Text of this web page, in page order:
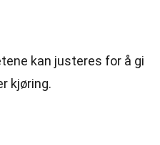
kan justeres for å gi
kjøring.